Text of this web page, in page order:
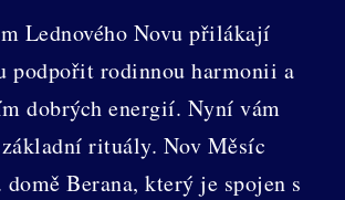
Lednového Novu přilákají
podpořit rodinnou harmonii a
dobrých energií. Nyní vám
rituály. Nov Měsíc
domě Berana, který je spojen s